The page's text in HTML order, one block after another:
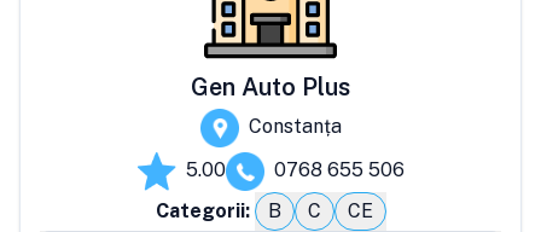
Gen Auto Plus
Constanța
5.00
0768 655 506
Categorii:
B C CE